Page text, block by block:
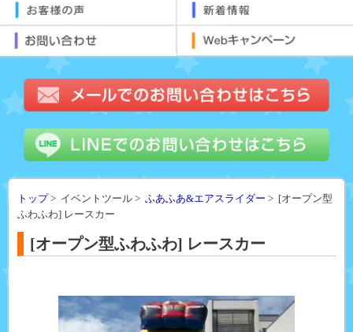
トップ> イベントツール > ふあふあ&エアスライダー > [オープン型
ふわふわ] レースカー
[オープン型ふわふわ] レースカー